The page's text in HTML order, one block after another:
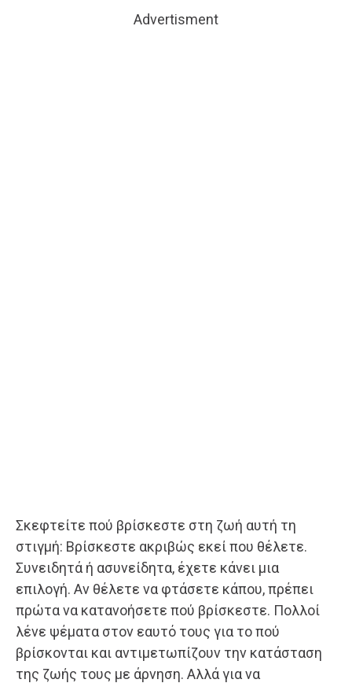
Advertisment
Σκεφτείτε πού βρίσκεστε στη ζωή αυτή τη
στιγμή: Βρίσκεστε ακριβώς εκεί που θέλετε.
Συνειδητά ή ασυνείδητα, έχετε κάνει μια
επιλογή. Αν θέλετε να φτάσετε κάπου, πρέπει
πρώτα να κατανοήσετε πού βρίσκεστε. Πολλοί
λένε ψέματα στον εαυτό τους για το πού
βρίσκονται και αντιμετωπίζουν την κατάσταση
της ζωής τους με άρνηση. Αλλά για να